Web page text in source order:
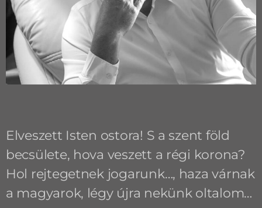
Elveszett Isten ostora! S a szent föld
becsülete, hova veszett a régi korona?
Hol rejtegetnek jogarunk…, haza várnak
a magyarok, légy újra nekünk oltalom…